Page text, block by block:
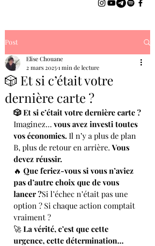
Post
🎲 Et si c’était votre
dernière carte ?
Elise Chouane
2 mars 20251 min de lecture
🎲 Et si c’était votre dernière carte ?
Imaginez… vous avez investi toutes
vos économies. Il n’y a plus de plan
B, plus de retour en arrière. Vous
devez réussir.
🔥 Que feriez-vous si vous n’aviez
pas d’autre choix que de vous
lancer ?Si l’échec n’était pas une
option ? Si chaque action comptait
vraiment ?
🚀 La vérité, c’est que cette
urgence, cette détermination…